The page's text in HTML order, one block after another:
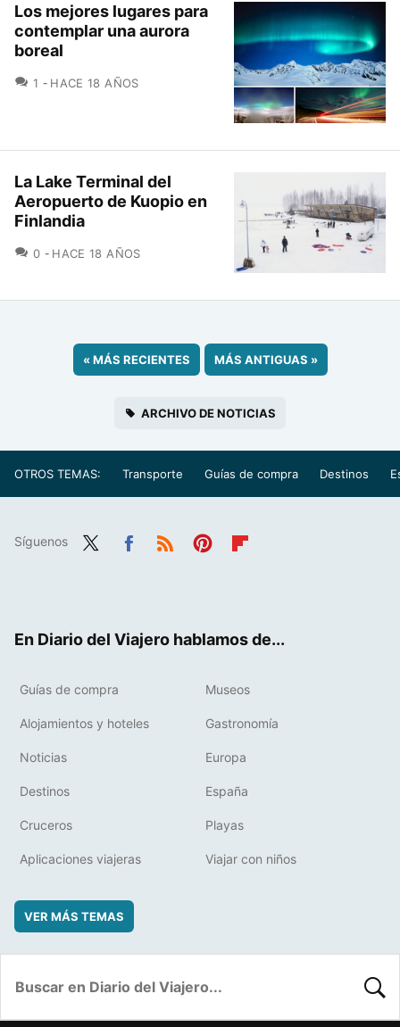
Los mejores lugares para
contemplar una aurora
boreal
1 COMENTARIOS
HACE 18 AÑOS
La Lake Terminal del
Aeropuerto de Kuopio en
Finlandia
0 COMENTARIOS
HACE 18 AÑOS
«MÁS RECIENTES MÁS ANTIGUAS »
ARCHIVO DE NOTICIAS
OTROS TEMAS: Transporte Guías de compra Destinos
Síguenos
En Diario del Viajero hablamos de...
Guías de compra Museos
Alojamientos y hoteles Gastronomía
Noticias Europa
Destinos España
Cruceros Playas
Aplicaciones viajeras Viajar con niños
VER MÁS TEMAS